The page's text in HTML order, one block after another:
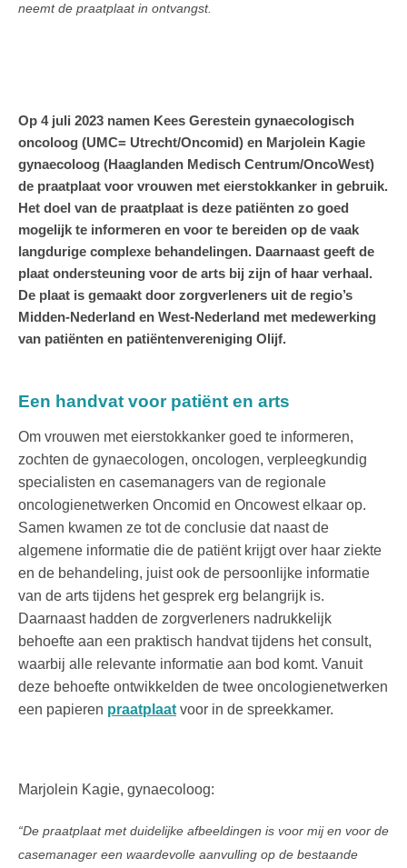
neemt de praatplaat in ontvangst.
Op 4 juli 2023 namen Kees Gerestein gynaecologisch
oncoloog (UMC= Utrecht/Oncomid) en Marjolein Kagie
gynaecoloog (Haaglanden Medisch Centrum/OncoWest)
de praatplaat voor vrouwen met eierstokkanker in gebruik.
Het doel van de praatplaat is deze patiënten zo goed
mogelijk te informeren en voor te bereiden op de vaak
langdurige complexe behandelingen. Daarnaast geeft de
plaat ondersteuning voor de arts bij zijn of haar verhaal.
De plaat is gemaakt door zorgverleners uit de regio’s
Midden-Nederland en West-Nederland met medewerking
van patiënten en patiëntenvereniging Olijf.
Een handvat voor patiënt en arts
Om vrouwen met eierstokkanker goed te informeren,
zochten de gynaecologen, oncologen, verpleegkundig
specialisten en casemanagers van de regionale
oncologienetwerken Oncomid en Oncowest elkaar op.
Samen kwamen ze tot de conclusie dat naast de
algemene informatie die de patiënt krijgt over haar ziekte
en de behandeling, juist ook de persoonlijke informatie
van de arts tijdens het gesprek erg belangrijk is.
Daarnaast hadden de zorgverleners nadrukkelijk
behoefte aan een praktisch handvat tijdens het consult,
waarbij alle relevante informatie aan bod komt. Vanuit
deze behoefte ontwikkelden de twee oncologienetwerken
een papieren praatplaat voor in de spreekkamer.
Marjolein Kagie, gynaecoloog:
“De praatplaat met duidelijke afbeeldingen is voor mij en voor de
casemanager een waardevolle aanvulling op de bestaande